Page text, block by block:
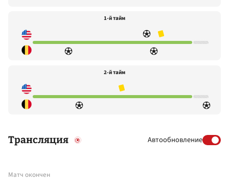
1-й тайм
2-й тайм
Трансляция Автообновление
Матч окончен